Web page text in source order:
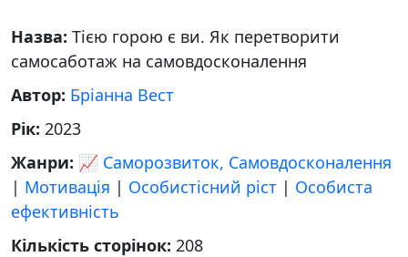
Назва: Тією горою є ви. Як перетворити
самосаботаж на самовдосконалення
Автор: Бріанна Вест
Рік: 2023
Жанри: 📈 Саморозвиток, Самовдосконалення
| Мотивація | Особистісний ріст | Особиста
ефективність
Кількість сторінок: 208